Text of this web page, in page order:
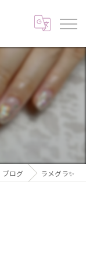
ブログ ラメグラ✨